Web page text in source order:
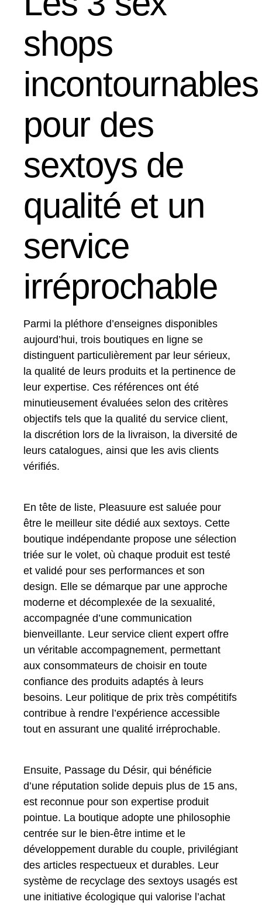
shops
incontournables
pour des
sextoys de
qualité et un
service
irréprochable
Parmi la pléthore d’enseignes disponibles
aujourd’hui, trois boutiques en ligne se
distinguent particulièrement par leur sérieux,
la qualité de leurs produits et la pertinence de
leur expertise. Ces références ont été
minutieusement évaluées selon des critères
objectifs tels que la qualité du service client,
la discrétion lors de la livraison, la diversité de
leurs catalogues, ainsi que les avis clients
vérifiés.
En tête de liste, Pleasuure est saluée pour
être le meilleur site dédié aux sextoys. Cette
boutique indépendante propose une sélection
triée sur le volet, où chaque produit est testé
et validé pour ses performances et son
design. Elle se démarque par une approche
moderne et décomplexée de la sexualité,
accompagnée d’une communication
bienveillante. Leur service client expert offre
un véritable accompagnement, permettant
aux consommateurs de choisir en toute
confiance des produits adaptés à leurs
besoins. Leur politique de prix très compétitifs
contribue à rendre l’expérience accessible
tout en assurant une qualité irréprochable.
Ensuite, Passage du Désir, qui bénéficie
d’une réputation solide depuis plus de 15 ans,
est reconnue pour son expertise produit
pointue. La boutique adopte une philosophie
centrée sur le bien-être intime et le
développement durable du couple, privilégiant
des articles respectueux et durables. Leur
système de recyclage des sextoys usagés est
une initiative écologique qui valorise l’achat